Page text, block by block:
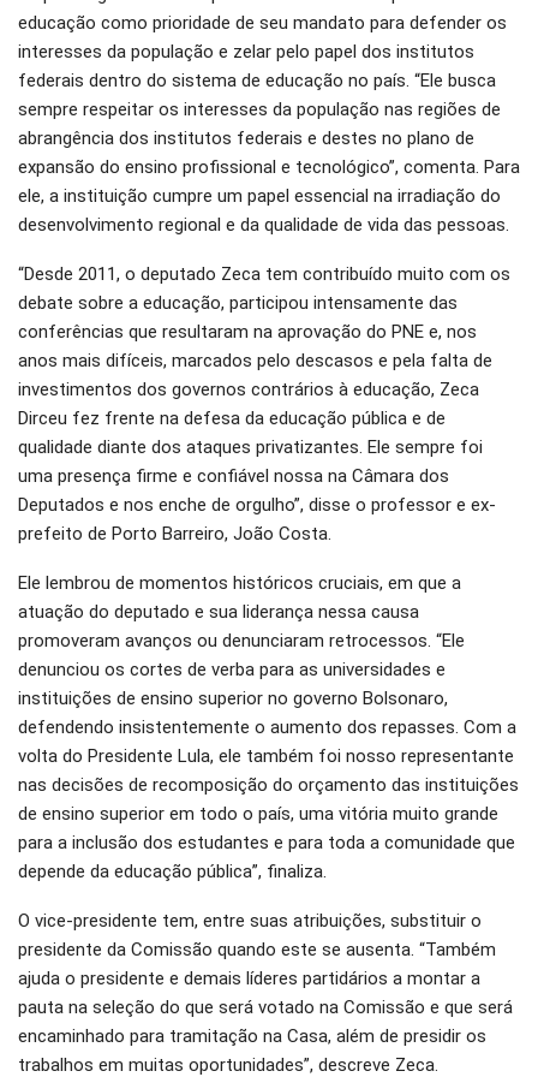
educação como prioridade de seu mandato para defender os
interesses da população e zelar pelo papel dos institutos
federais dentro do sistema de educação no país. “Ele busca
sempre respeitar os interesses da população nas regiões de
abrangência dos institutos federais e destes no plano de
expansão do ensino profissional e tecnológico”, comenta. Para
ele, a instituição cumpre um papel essencial na irradiação do
desenvolvimento regional e da qualidade de vida das pessoas.
“Desde 2011, o deputado Zeca tem contribuído muito com os
debate sobre a educação, participou intensamente das
conferências que resultaram na aprovação do PNE e, nos
anos mais difíceis, marcados pelo descasos e pela falta de
investimentos dos governos contrários à educação, Zeca
Dirceu fez frente na defesa da educação pública e de
qualidade diante dos ataques privatizantes. Ele sempre foi
uma presença firme e confiável nossa na Câmara dos
Deputados e nos enche de orgulho”, disse o professor e ex-
prefeito de Porto Barreiro, João Costa.
Ele lembrou de momentos históricos cruciais, em que a
atuação do deputado e sua liderança nessa causa
promoveram avanços ou denunciaram retrocessos. “Ele
denunciou os cortes de verba para as universidades e
instituições de ensino superior no governo Bolsonaro,
defendendo insistentemente o aumento dos repasses. Com a
volta do Presidente Lula, ele também foi nosso representante
nas decisões de recomposição do orçamento das instituições
de ensino superior em todo o país, uma vitória muito grande
para a inclusão dos estudantes e para toda a comunidade que
depende da educação pública”, finaliza.
O vice-presidente tem, entre suas atribuições, substituir o
presidente da Comissão quando este se ausenta. “Também
ajuda o presidente e demais líderes partidários a montar a
pauta na seleção do que será votado na Comissão e que será
encaminhado para tramitação na Casa, além de presidir os
trabalhos em muitas oportunidades”, descreve Zeca.